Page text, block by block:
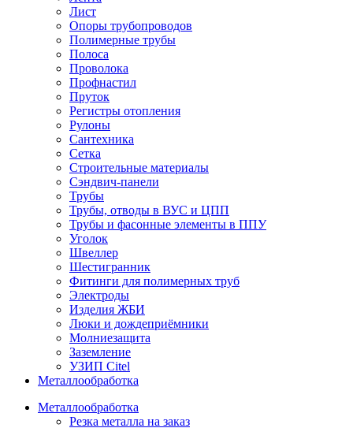
Лист
Опоры трубопроводов
Полимерные трубы
Полоса
Проволока
Профнастил
Пруток
Регистры отопления
Рулоны
Сантехника
Сетка
Строительные материалы
Сэндвич-панели
Трубы
Трубы, отводы в ВУС и ЦПП
Трубы и фасонные элементы в ППУ
Уголок
Швеллер
Шестигранник
Фитинги для полимерных труб
Электроды
Изделия ЖБИ
Люки и дождеприёмники
Молниезащита
Заземление
УЗИП Citel
Металлообработка
Металлообработка
Резка металла на заказ